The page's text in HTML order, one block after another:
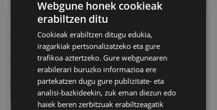
Eibarko liburuak
eta kitto
"Eibar" rebista sarean
Webgune honek cookieak
erabiltzen ditu
Cookieak erabiltzen ditugu edukia,
iragarkiak pertsonalizatzeko eta gure
trafikoa aztertzeko. Gure webgunearen
erabilerari buruzko informazioa ere
partekatzen dugu gure publizitate- eta
analisi-bazkideekin, zuk eman diezun edo
haiek beren zerbitzuak erabiltzeagatik